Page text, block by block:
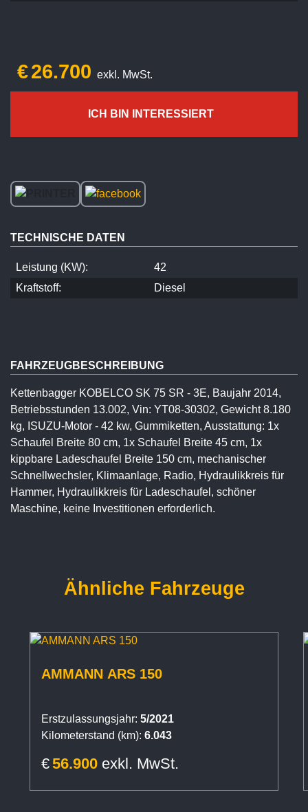
€26.700 exkl. MwSt.
ICH BIN INTERESSIERT
TECHNISCHE DATEN
Leistung (KW):
42
Kraftstoff:
Diesel
FAHRZEUGBESCHREIBUNG
Kettenbagger KOBELCO SK 75 SR - 3E, Baujahr 2014,
Betriebsstunden 13.002, Vin: YT08-30302, Gewicht 8.180
kg, ISUZU-Motor - 42 kw, Gummiketten, Ausstattung: 1x
Schaufel Breite 80 cm, 1x Schaufel Breite 45 cm, 1x
kippbare Ladeschaufel Breite 150 cm, mechanischer
Schnellwechsler, Klimaanlage, Radio, Hydraulikkreis für
Hammer, Hydraulikkreis für Ladeschaufel, schöner
Maschine, keine Investitionen erforderlich.
Ähnliche Fahrzeuge
AMMANN ARS 150
Erstzulassungsjahr: 5/2021
Kilometerstand (km): 6.043
€56.900 exkl. MwSt.